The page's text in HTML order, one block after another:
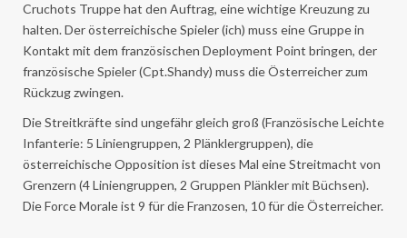
Cruchots Truppe hat den Auftrag, eine wichtige Kreuzung zu
halten. Der österreichische Spieler (ich) muss eine Gruppe in
Kontakt mit dem französischen Deployment Point bringen, der
französische Spieler (Cpt.Shandy) muss die Österreicher zum
Rückzug zwingen.
Die Streitkräfte sind ungefähr gleich groß (Französische Leichte
Infanterie: 5 Liniengruppen, 2 Plänklergruppen), die
österreichische Opposition ist dieses Mal eine Streitmacht von
Grenzern (4 Liniengruppen, 2 Gruppen Plänkler mit Büchsen).
Die Force Morale ist 9 für die Franzosen, 10 für die Österreicher.